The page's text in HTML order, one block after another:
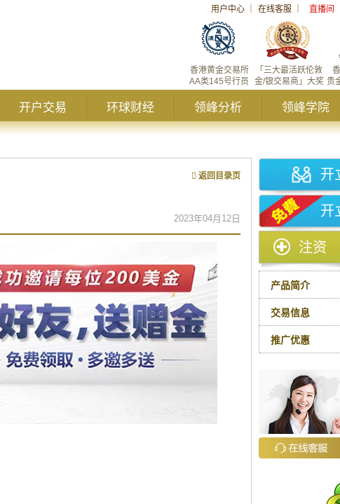
用户中心 在线客服 直播间
贵
「三大最活跃伦敦
金/银交易商」大奖
香港黄金交易所
AA类145号行员
开户交易 环球财经 领峰分析 领峰学院
返回目录页
2023年04月12日
开
开
注资
产品简介
交易信息
推广优惠